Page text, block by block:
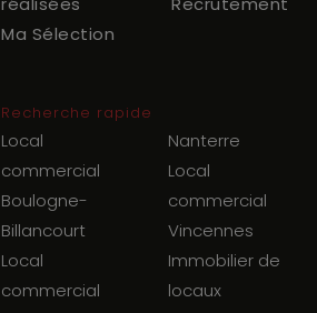
Ma Sélection
Recherche rapide
Local
commercial
Boulogne-
Billancourt
Local
commercial
Nanterre
Local
commercial
Vincennes
Immobilier de
locaux